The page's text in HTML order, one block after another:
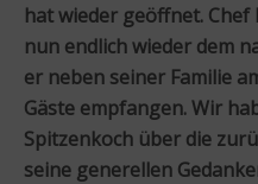
hat wieder geöffnet. Chef
nun endlich wieder dem
er neben seiner Familie
Gäste empfangen. Wir
Spitzenkoch über die
seine generellen